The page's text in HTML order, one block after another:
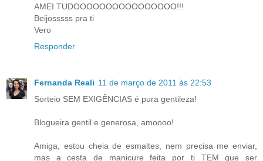
AMEI TUDOOOOOOOOOOOOOOOO!!!
Beijosssss pra ti
Vero
Responder
Fernanda Reali 11 de março de 2011 às 22:53
Sorteio SEM EXIGÊNCIAS é pura gentileza!
Blogueira gentil e generosa, amoooo!
Amiga, estou cheia de esmaltes, nem precisa me enviar,
mas a cesta de manicure feita por ti TEM que ser